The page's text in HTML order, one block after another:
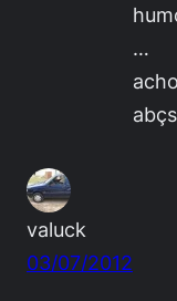
…
abçs
valuck
03/07/2012